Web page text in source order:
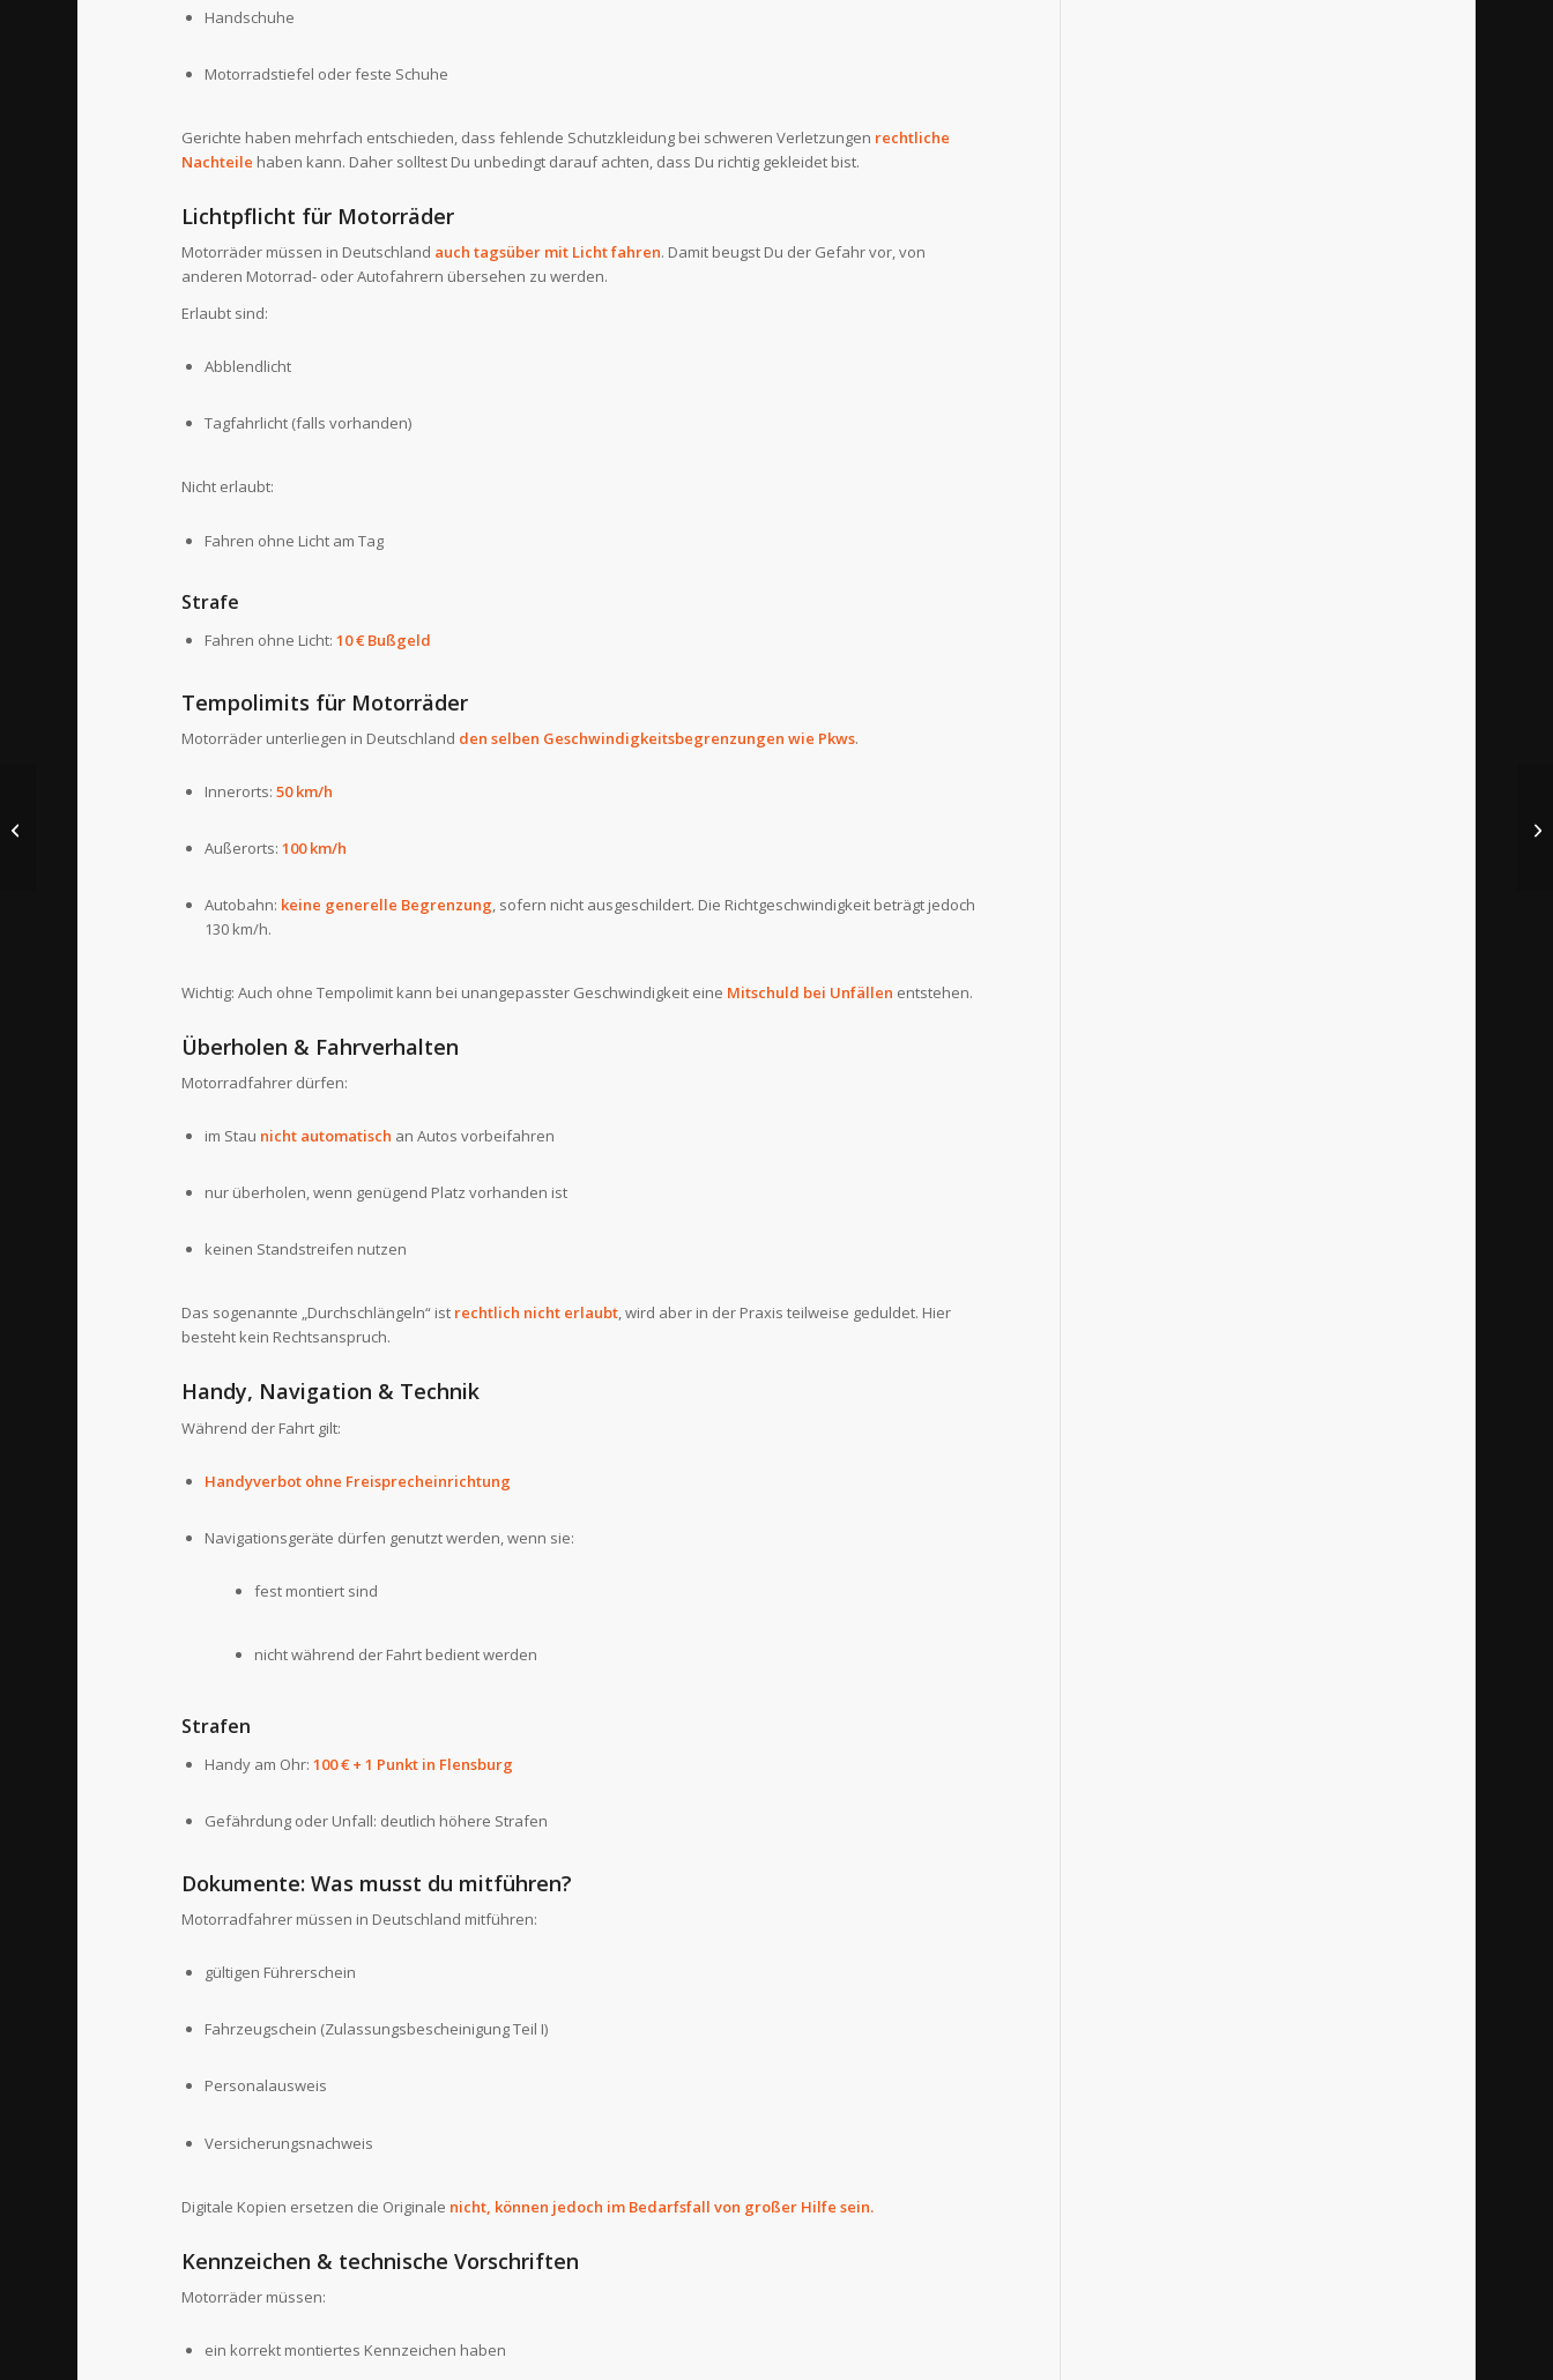
Handschuhe
Motorradstiefel oder feste Schuhe
Gerichte haben mehrfach entschieden, dass fehlende Schutzkleidung bei schweren Verletzungen rechtliche
Nachteile haben kann. Daher solltest Du unbedingt darauf achten, dass Du richtig gekleidet bist.
Lichtpflicht für Motorräder
Motorräder müssen in Deutschland auch tagsüber mit Licht fahren. Damit beugst Du der Gefahr vor, von
anderen Motorrad- oder Autofahrern übersehen zu werden.
Erlaubt sind:
Abblendlicht
Tagfahrlicht (falls vorhanden)
Nicht erlaubt:
Fahren ohne Licht am Tag
Strafe
Fahren ohne Licht:10 € Bußgeld
Tempolimits für Motorräder
Motorräder unterliegen in Deutschland den selben Geschwindigkeitsbegrenzungen wie Pkws.
Innerorts:50 km/h
Außerorts:100 km/h
Autobahn: keine generelle Begrenzung, sofern nicht ausgeschildert. Die Richtgeschwindigkeit beträgt jedoch
130 km/h.
Wichtig: Auch ohne Tempolimit kann bei unangepasster Geschwindigkeit eine Mitschuld bei Unfällen entstehen.
Überholen & Fahrverhalten
Motorradfahrer dürfen:
im Stau nicht automatisch an Autos vorbeifahren
nur überholen, wenn genügend Platz vorhanden ist
keinen Standstreifen nutzen
Das sogenannte „Durchschlängeln“ ist rechtlich nicht erlaubt, wird aber in der Praxis teilweise geduldet. Hier
besteht kein Rechtsanspruch.
Handy, Navigation & Technik
Während der Fahrt gilt:
Handyverbot ohne Freisprecheinrichtung
Navigationsgeräte dürfen genutzt werden, wenn sie:
fest montiert sind
nicht während der Fahrt bedient werden
Strafen
Handy am Ohr:100 € + 1 Punkt in Flensburg
Gefährdung oder Unfall: deutlich höhere Strafen
Dokumente: Was musst du mitführen?
Motorradfahrer müssen in Deutschland mitführen:
gültigen Führerschein
Fahrzeugschein (Zulassungsbescheinigung Teil I)
Personalausweis
Versicherungsnachweis
Digitale Kopien ersetzen die Originale nicht, können jedoch im Bedarfsfall von großer Hilfe sein.
Kennzeichen & technische Vorschriften
Motorräder müssen:
ein korrekt montiertes Kennzeichen haben
Motorrad Winterpflege